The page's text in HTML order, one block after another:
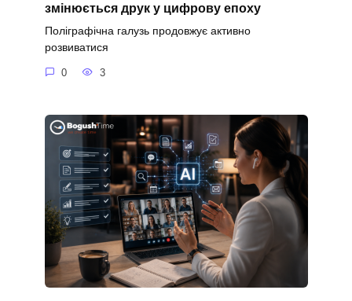
змінюється друк у цифрову епоху
Поліграфічна галузь продовжує активно
розвиватися
0 3